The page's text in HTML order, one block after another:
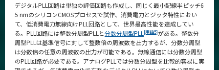
デジタルPLL回路は単独の評価回路も作成し、同じく最小配線半ピッチ6
5 nmのシリコンCMOSプロセスで試作、消費電力とジッタ特性におい
て、低消費電力無線向けPLL回路として、世界最高性能を達成してい
る。PLL回路には整数分周型PLLと分数分周型PLL [用語5]がある。整数分
周型PLLは基準信号に対して整数倍の周波数を出力するが、分数分周型
は分数倍の任意の周波数の出力が可能である。無線通信には分数分周型
のPLL回路が必要である。アナログPLLでは分数分周型を比較的容易に実